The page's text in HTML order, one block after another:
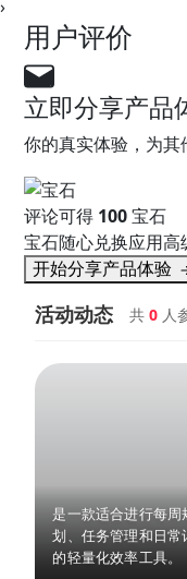
›
用户评价
立即分享产品
你的真实体验，为
评论可得 100宝石
宝石随心兑换应用
开始分享产品体验
活动动态 共0 人
是一款适合进行每周
划、任务管理和日常
的轻量化效率工具。